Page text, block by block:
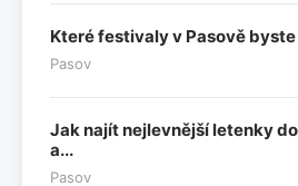
Které festivaly v Pasově
Pasov
Jak najít nejlevnější letenky
a...
Pasov